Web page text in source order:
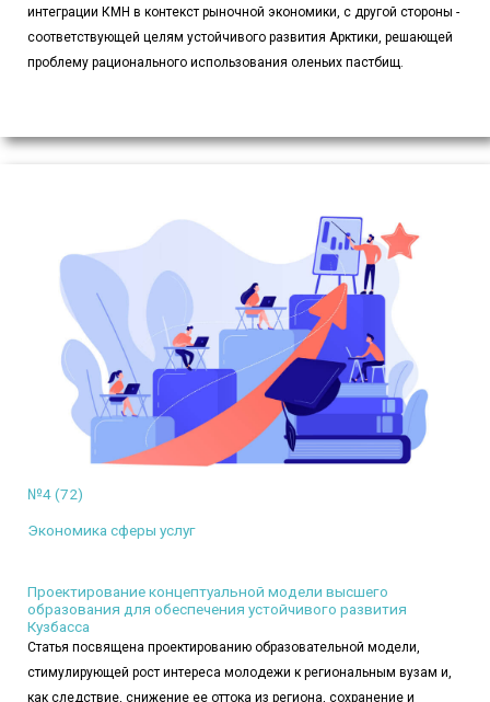
интеграции КМН в контекст рыночной экономики, с другой стороны -
соответствующей целям устойчивого развития Арктики, решающей
проблему рационального использования оленьих пастбищ.
№4 (72)
Экономика сферы услуг
Проектирование концептуальной модели высшего
образования для обеспечения устойчивого развития
Кузбасса
Статья посвящена проектированию образовательной модели,
стимулирующей рост интереса молодежи к региональным вузам и,
как следствие, снижение ее оттока из региона, сохранение и